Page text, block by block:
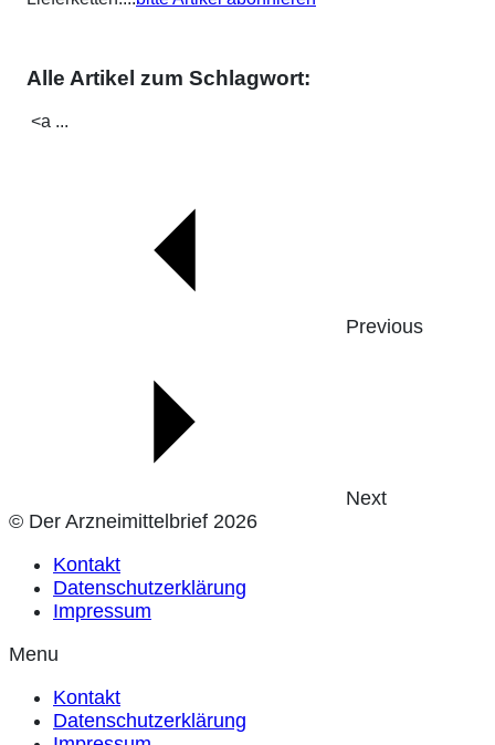
Alle Artikel zum Schlagwort:
<a ...
Previous
Next
© Der Arzneimittelbrief 2026
Kontakt
Datenschutzerklärung
Impressum
Menu
Kontakt
Datenschutzerklärung